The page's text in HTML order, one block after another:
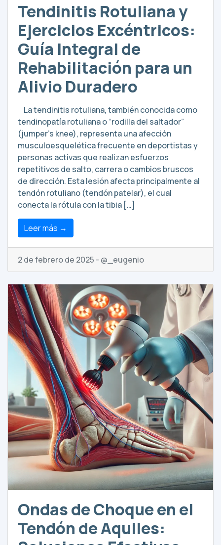
Tendinitis Rotuliana y
Ejercicios Excéntricos:
Guía Integral de
Rehabilitación para un
Alivio Duradero
La tendinitis rotuliana, también conocida como
tendinopatía rotuliana o “rodilla del saltador”
(jumper’s knee), representa una afección
musculoesquelética frecuente en deportistas y
personas activas que realizan esfuerzos
repetitivos de salto, carrera o cambios bruscos
de dirección. Esta lesión afecta principalmente al
tendón rotuliano (tendón patelar), el cual
conecta la rótula con la tibia […]
Leer más →
2 de febrero de 2025 - @_eugenio
Ondas de Choque en el
Tendón de Aquiles: